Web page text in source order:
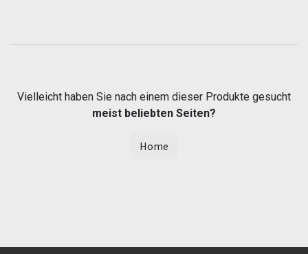
Vielleicht haben Sie nach einem dieser Produkte gesucht
meist beliebten Seiten?
Home